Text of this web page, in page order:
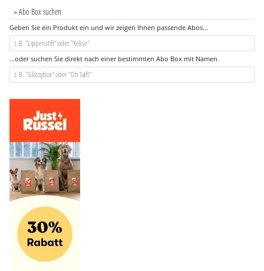
» Abo Box suchen
Geben Sie ein Produkt ein und wir zeigen Ihnen passende Abos...
...oder suchen Sie direkt nach einer bestimmten Abo Box mit Namen